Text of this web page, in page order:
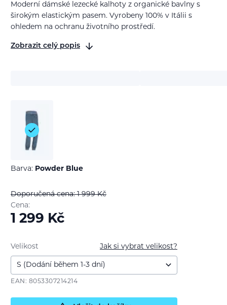
Moderní dámské lezecké kalhoty z organické bavlny s
širokým elastickým pasem. Vyrobeny 100% v Itálii s
ohledem na ochranu životního prostředí.
Zobrazit celý popis
Barva: Powder Blue
Doporučená cena: 1 999Kč
Cena:
1 299 Kč
Jak si vybrat velikost?
Velikost
EAN: 8053307214214